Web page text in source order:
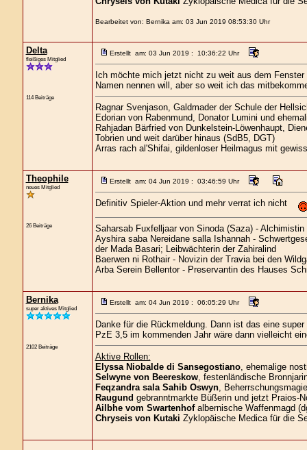
Bearbeitet von: Bernika am: 03 Jun 2019 08:53:30 Uhr
Delta
fleißiges Mitglied
114 Beiträge
Erstellt am: 03 Jun 2019 : 10:36:22 Uhr
Ich möchte mich jetzt nicht zu weit aus dem
Namen nennen will, aber so weit ich das
Ragnar Svenjason, Galdmader der Schule der
Edorian von Rabenmund, Donator Lumini und
Rahjadan Bärfried von Dunkelstein-Löwenhaupt,
Tobrien und weit darüber hinaus (SdB5, DGT)
Arras rach al'Shifai, gildenloser Heilmagus mit
Theophile
neues Mitglied
26 Beiträge
Erstellt am: 04 Jun 2019 : 03:46:59 Uhr
Definitiv Spieler-Aktion und mehr verrat ich nicht
Saharsab Fuxfelljaar von Sinoda (Saza) -
Ayshira saba Nereidane salla Ishannah -
der Mada Basari; Leibwächterin der Zahiralind
Baerwen ni Rothair - Novizin der Travia bei den
Arba Serein Bellentor - Preservantin des Hauses
Bernika
super aktives Mitglied
2102 Beiträge
Erstellt am: 04 Jun 2019 : 06:05:29 Uhr
Danke für die Rückmeldung. Dann ist das eine
PzE 3,5 im kommenden Jahr wäre dann vielleicht
Aktive Rollen:
Elyssa Niobalde di Sansegostiano, ehemalige
Selwyne von Beereskow, festenländische
Feqzandra sala Sahib Oswyn,
Raugund gebranntmarkte Büßerin und jetzt Praios-
Ailbhe vom Swartenhofalbernische Waffenmagd
Chryseis von Kutaki Zyklopäische Medica für die